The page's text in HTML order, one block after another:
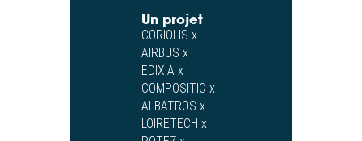
Un projet
CORIOLIS x
AIRBUS x
EDIXIA x
COMPOSITIC x
ALBATROS x
LOIRETECH x